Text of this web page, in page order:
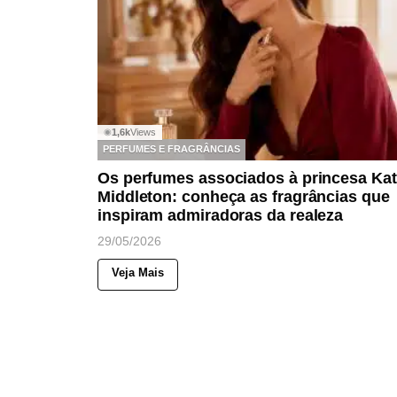
◉1,6kViews
PERFUMES E FRAGRÂNCIAS
Os perfumes associados à princesa
Middleton: conheça as fragrâncias que
inspiram admiradoras da realeza
29/05/2026
Veja Mais